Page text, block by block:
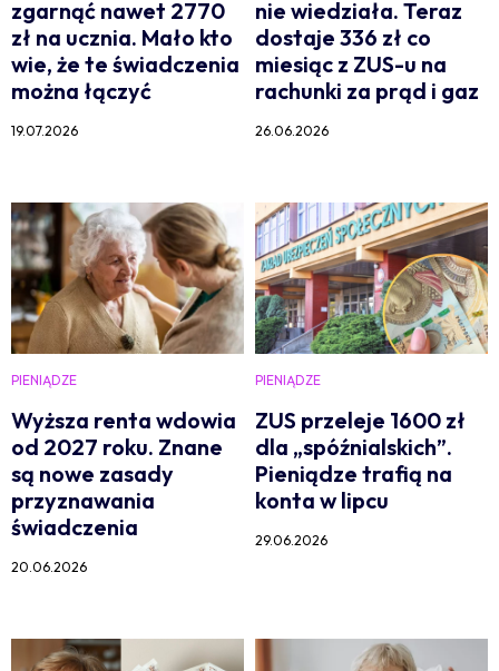
zgarnąć nawet 2770
zł na ucznia. Mało kto
wie, że te świadczenia
można łączyć
19.07.2026
nie wiedziała. Teraz
dostaje 336 zł co
miesiąc z ZUS-u na
rachunki za prąd i gaz
26.06.2026
PIENIĄDZE
Wyższa renta wdowia
od 2027 roku. Znane
są nowe zasady
przyznawania
świadczenia
20.06.2026
PIENIĄDZE
ZUS przeleje 1600 zł
dla „spóźnialskich”.
Pieniądze trafią na
konta w lipcu
29.06.2026